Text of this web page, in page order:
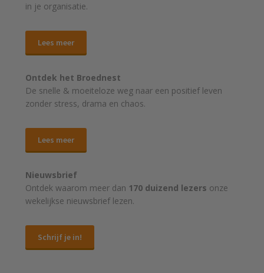
in je organisatie.
Lees meer
Ontdek het Broednest
De snelle & moeiteloze weg naar een positief leven
zonder stress, drama en chaos.
Lees meer
Nieuwsbrief
Ontdek waarom meer dan 170 duizend lezers onze
wekelijkse nieuwsbrief lezen.
Schrijf je in!